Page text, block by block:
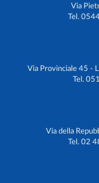
Via
Tel.
Via Provinciale 45 -
Tel.
Via della
Tel. 02